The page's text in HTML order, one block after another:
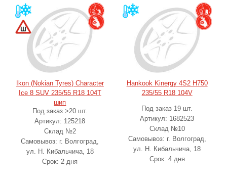
Ikon (Nokian Tyres) Character
Ice 8 SUV 235/55 R18 104T
шип
Под заказ >20 шт.
Артикул: 125218
Склад №2
Самовывоз: г. Волгоград,
ул. Н. Кибальчича, 18
Срок: 2 дня
Hankook Kinergy 4S2 H750
235/55 R18 104V
Под заказ 19 шт.
Артикул: 1682523
Склад №10
Самовывоз: г. Волгоград,
ул. Н. Кибальчича, 18
Срок: 4 дня